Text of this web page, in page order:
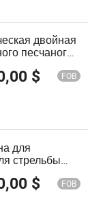
двойная
песчаного
$ FOB
для
стрельбы
$ FOB